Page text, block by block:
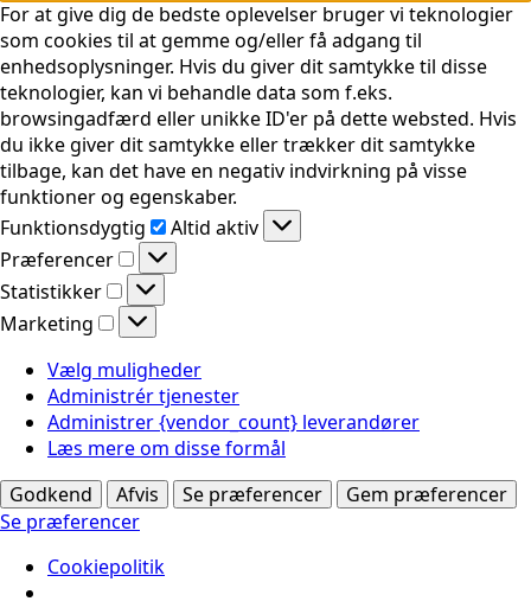
For at give dig de bedste oplevelser bruger vi teknologier
som cookies til at gemme og/eller få adgang til
enhedsoplysninger. Hvis du giver dit samtykke til disse
teknologier, kan vi behandle data som f.eks.
browsingadfærd eller unikke ID'er på dette websted. Hvis
du ikke giver dit samtykke eller trækker dit samtykke
tilbage, kan det have en negativ indvirkning på visse
funktioner og egenskaber.
Funktionsdygtig
Funktionsdygtig
Altid aktiv
Præferencer
Præferencer
Statistikker
Statistikker
Marketing
Marketing
Vælg muligheder
Administrér tjenester
Administrer {vendor_count} leverandører
Læs mere om disse formål
Godkend
Afvis Se præferencer
Gem præferencer
Se præferencer
Cookiepolitik